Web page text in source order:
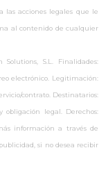
las acciones legales que le
al contenido de cualquier
Solutions, S.L. Finalidades:
electrónico. Legitimación:
contrato. Destinatarios:
obligación legal. Derechos:
información a través de
si no desea recibir